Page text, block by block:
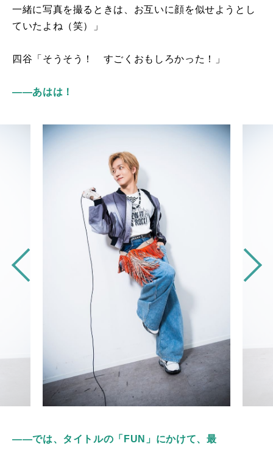
一緒に写真を撮るときは、お互いに顔を似せようとし
ていたよね（笑）」
四谷「そうそう！ すごくおもしろかった！」
――あはは！
――では、タイトルの「FUN」にかけて、最